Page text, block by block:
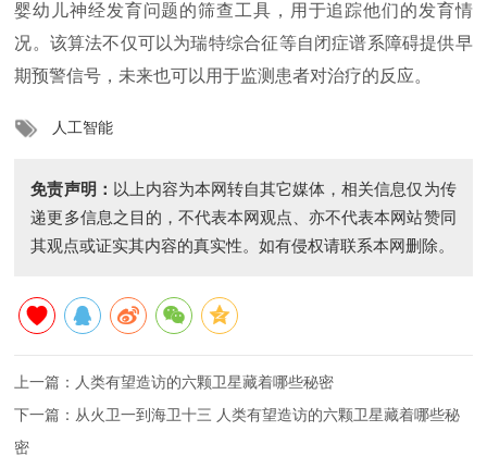
婴幼儿神经发育问题的筛查工具，用于追踪他们的发育情
况。该算法不仅可以为瑞特综合征等自闭症谱系障碍提供早
期预警信号，未来也可以用于监测患者对治疗的反应。
人工智能
免责声明： 以上内容为本网转自其它媒体，相关信息仅为传
递更多信息之目的，不代表本网观点、亦不代表本网站赞同
其观点或证实其内容的真实性。如有侵权请联系本网删除。
上一篇： 人类有望造访的六颗卫星藏着哪些秘密
下一篇： 从火卫一到海卫十三 人类有望造访的六颗卫星藏着哪些秘
密